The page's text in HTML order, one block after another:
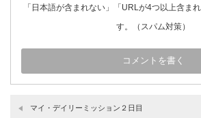
「日本語が含まれない」「URLが4つ以上含ま
す。（スパム対策）
マイ・デイリーミッション２日目